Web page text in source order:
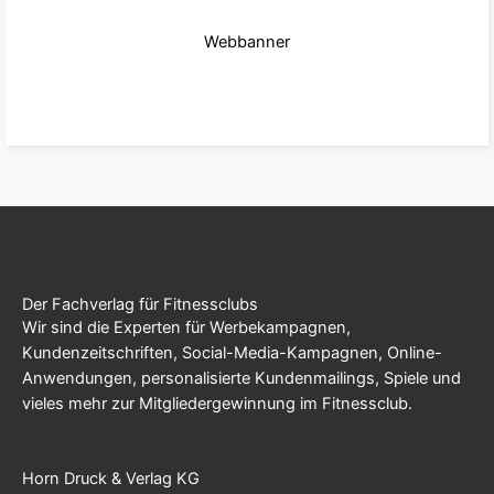
Webbanner
Der Fachverlag für Fitnessclubs
Wir sind die Experten für Werbekampagnen,
Kundenzeitschriften, Social-Media-Kampagnen, Online-
Anwendungen, personalisierte Kundenmailings, Spiele und
vieles mehr zur Mitgliedergewinnung im Fitnessclub.
Horn Druck & Verlag KG